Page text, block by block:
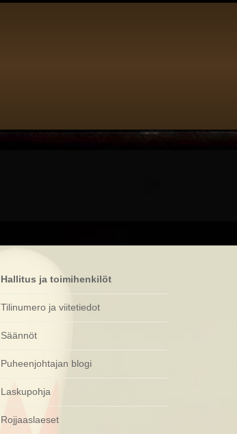
Hallitus ja toimihenkilöt
Tilinumero ja viitetiedot
Säännöt
Puheenjohtajan blogi
Laskupohja
Rojjaaslaeset